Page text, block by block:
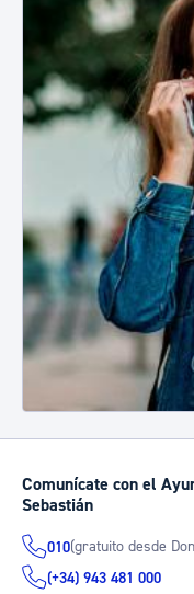
Comunícate con el
Sebastián
010(gratuito desde
(+34) 943 481 000